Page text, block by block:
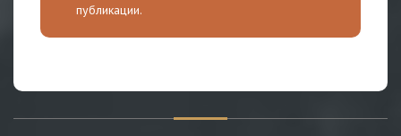
публикации.